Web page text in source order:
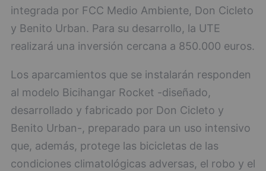
integrada por FCC Medio Ambiente, Don Cicleto
y Benito Urban. Para su desarrollo, la UTE
realizará una inversión cercana a 850.000 euros.
Los aparcamientos que se instalarán responden
al modelo Bicihangar Rocket -diseñado,
desarrollado y fabricado por Don Cicleto y
Benito Urban-, preparado para un uso intensivo
que, además, protege las bicicletas de las
condiciones climatológicas adversas, el robo y el